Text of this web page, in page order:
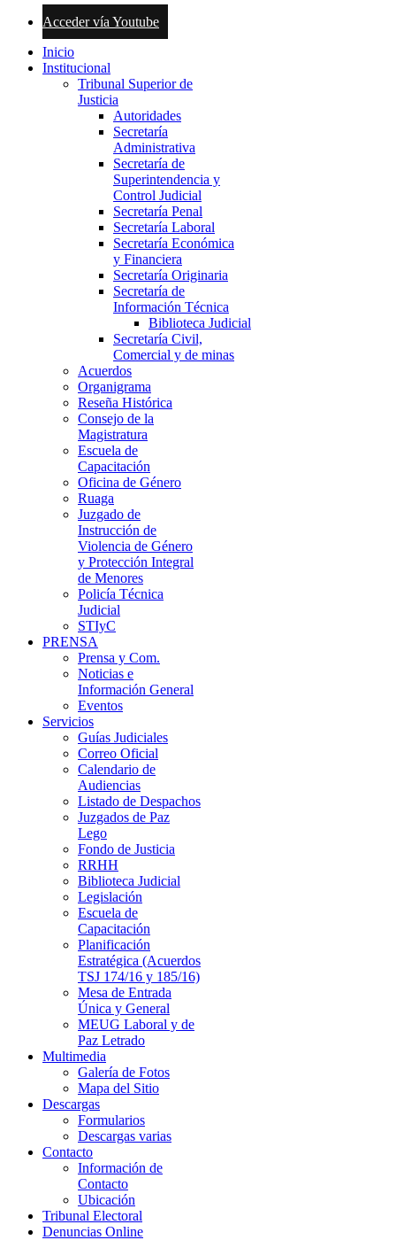
Acceder vía Youtube
Inicio
Institucional
Tribunal Superior de
Justicia
Autoridades
Secretaría
Administrativa
Secretaría de
Superintendencia y
Control Judicial
Secretaría Penal
Secretaría Laboral
Secretaría Económica
y Financiera
Secretaría Originaria
Secretaría de
Información Técnica
Biblioteca Judicial
Secretaría Civil,
Comercial y de minas
Acuerdos
Organigrama
Reseña Histórica
Consejo de la
Magistratura
Escuela de
Capacitación
Oficina de Género
Ruaga
Juzgado de
Instrucción de
Violencia de Género
y Protección Integral
de Menores
Policía Técnica
Judicial
STIyC
PRENSA
Prensa y Com.
Noticias e
Información General
Eventos
Servicios
Guías Judiciales
Correo Oficial
Calendario de
Audiencias
Listado de Despachos
Juzgados de Paz
Lego
Fondo de Justicia
RRHH
Biblioteca Judicial
Legislación
Escuela de
Capacitación
Planificación
Estratégica (Acuerdos
TSJ 174/16 y 185/16)
Mesa de Entrada
Única y General
MEUG Laboral y de
Paz Letrado
Multimedia
Galería de Fotos
Mapa del Sitio
Descargas
Formularios
Descargas varias
Contacto
Información de
Contacto
Ubicación
Tribunal Electoral
Denuncias Online